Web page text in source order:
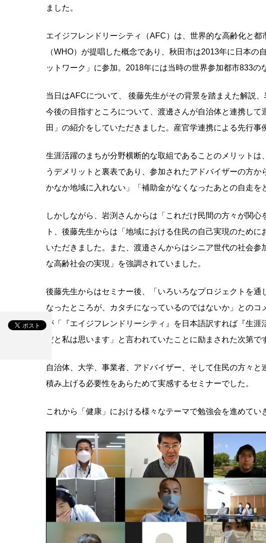
ました。
エイジフレンドリーシティ（AFC）は、世界的な高齢化と
（WHO）が提唱した概念であり、秋田市は2013年に日本の
ットワーク」に参加。2018年には当時の世界参加都市833の
当日はAFCについて、 後藤先生がその背景を踏まえた解説
今後の目指すところについて、渡邊さんが自治体と連携し
田」の紹介をしていただきました。産官学連携による先行事
生涯活躍のまちが分野横断的な取組であることのメリット
うデメリットと裏表であり、参加されたアドバイザーの方
かなか地域に入れない」「補助金がなくなったあとの自走を
しかしながら、岩渕さんからは「これだけ民間の方々が関
ト、後藤先生からは「地域における住民の自己実現のため
いただきました。また、渡邉さんからはシニア世代の社会
な高齢社会の実現」を強調されていました。
後藤先生からはセミナー後、「いろいろなプロジェクトを
なったところが、カタチになっているのではないか」との
が「『エイジフレンドリーシティ』を日本語訳すれば『生涯
だと私は思います」と言われていたことに励まされた次第で
自治体、大学、事業者、アドバイザー、そして住民の方々
積み上げる必要性をあらためて実感するセミナーでした。
これから「健康」における様々なテーマで勉強会を進めてい